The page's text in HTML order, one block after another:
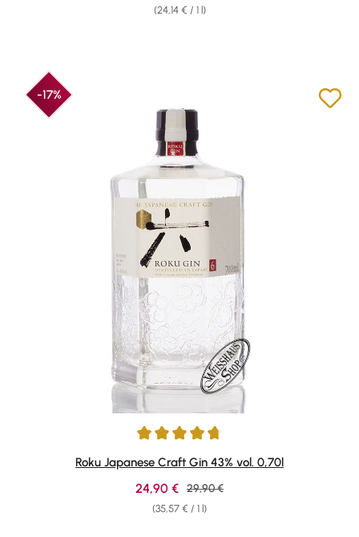
(24,14 € / 1 l)
-17%
Average rating of 4.78 out of 5 stars
Roku Japanese Craft Gin 43% vol. 0,70l
(35,57 € / 1 l)
Sale price:
24,90 € Regular price:
29,90 €